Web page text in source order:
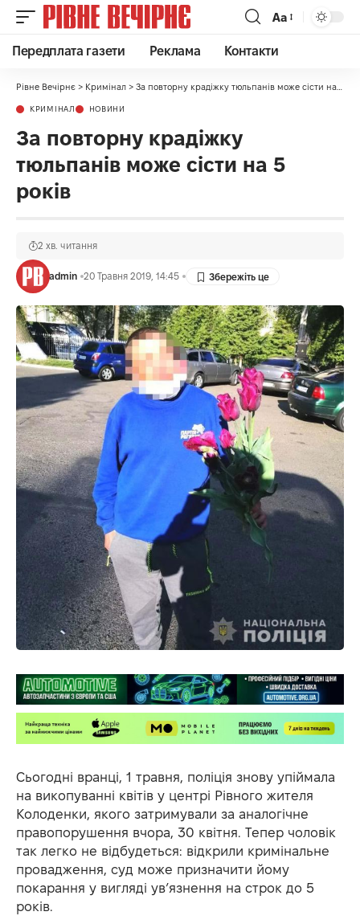
Аа
Передплата газети Реклама Контакти
Рівне Вечірнє > Кримінал > За повторну крадіжку тюльпанів може сісти на 5 років
КРИМІНАЛ НОВИНИ
За повторну крадіжку
тюльпанів може сісти на 5
років
admin 20 Травня 2019, 14:45
2 хв. читання
Сьогодні вранці, 1 травня, поліція знову упіймала
на викопуванні квітів у центрі Рівного жителя
Колоденки, якого затримували за аналогічне
правопорушення вчора, 30 квітня. Тепер чоловік
так легко не відбудеться: відкрили кримінальне
провадження, суд може призначити йому
покарання у вигляді ув’язнення на строк до 5
років.